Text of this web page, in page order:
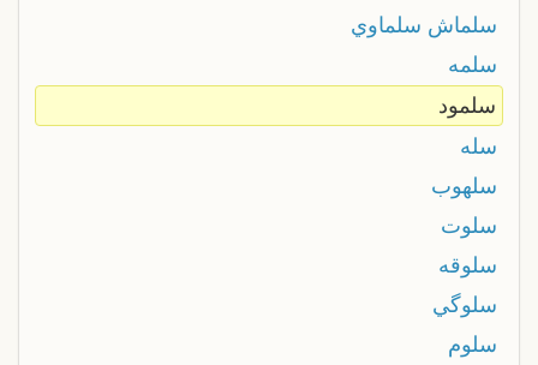
سلماش سلماوي
سلمه
سلمود
سله
سلهوب
سلوت
سلوقه
سلوگي
سلوم